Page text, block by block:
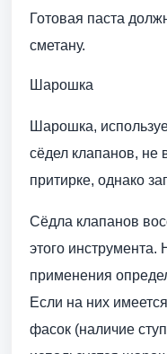
Готовая паста
сметану.
Шарошка
Шарошка,
сёдел клапанов, не
притирке, однако
Сёдла клапанов
этого инструмента.
применения
Если на них
фасок (наличие